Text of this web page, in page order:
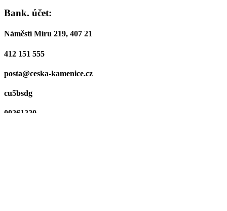
Bank. účet:
Náměstí Míru 219, 407 21
412 151 555
posta@ceska-kamenice.cz
cu5bsdg
00261220